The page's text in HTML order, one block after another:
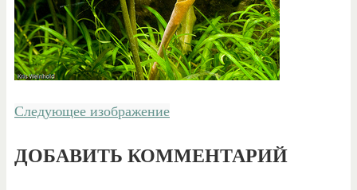
Следующее изображение
ДОБАВИТЬ КОММЕНТАРИЙ